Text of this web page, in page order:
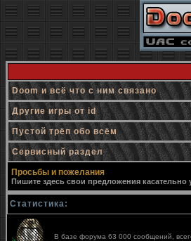
Doom и всё что с ним связано
Другие игры от id
Пустой трёп обо всём
Сервисный раздел
Просьбы и пожелания
Пишите здесь свои предложения
Статистика:
В базе форума 63 000 сообщений,